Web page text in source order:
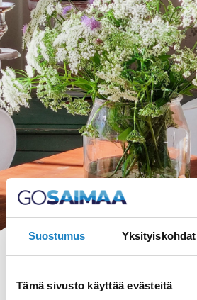
Suostumus Yksityiskohdat
Tämä sivusto käyttää evästeitä